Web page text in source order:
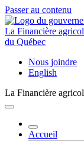
Passer au contenu
La Financière
du Québec
Nous joindre
English
La Financière
Accueil